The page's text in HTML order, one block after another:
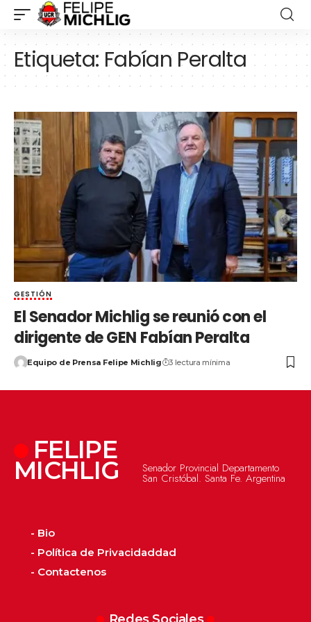
Etiqueta: Fabían Peralta
GESTIÓN
El Senador Michlig se reunió con el
dirigente de GEN Fabían Peralta
Equipo de Prensa Felipe Michlig 3 lectura mínima
FELIPE
MICHLIG Senador Provincial Departamento
San Cristóbal. Santa Fe. Argentina
- Bio
- Política de Privacidaddad
- Contactenos